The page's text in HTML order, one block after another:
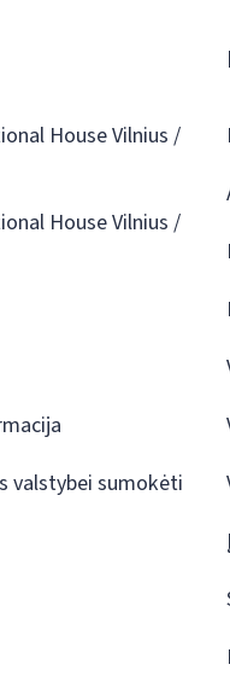
House Vilnius /
House Vilnius /
valstybei sumokėti